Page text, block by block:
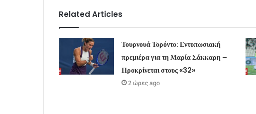
Related Articles
Τουρνουά Τορόντο: Εντυπωσιακή
πρεμιέρα για τη Μαρία Σάκκαρη –
Προκρίνεται στους «32»
2 ώρες ago